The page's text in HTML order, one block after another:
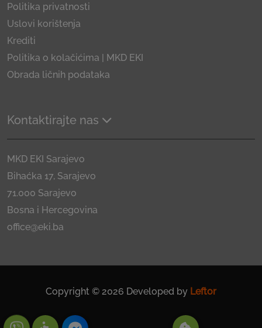
Politika privatnosti
Uslovi korištenja
Krediti
Politika o kolačićima | MKD EKI
Obrada ličnih podataka
Kontaktirajte nas
MKD EKI Sarajevo
Bihaćka 17, Sarajevo
71.000 Sarajevo
Bosna i Hercegovina
office@eki.ba
Copyright © 2026 Developed by Leftor